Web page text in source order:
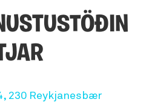
230 Reykjanesbær